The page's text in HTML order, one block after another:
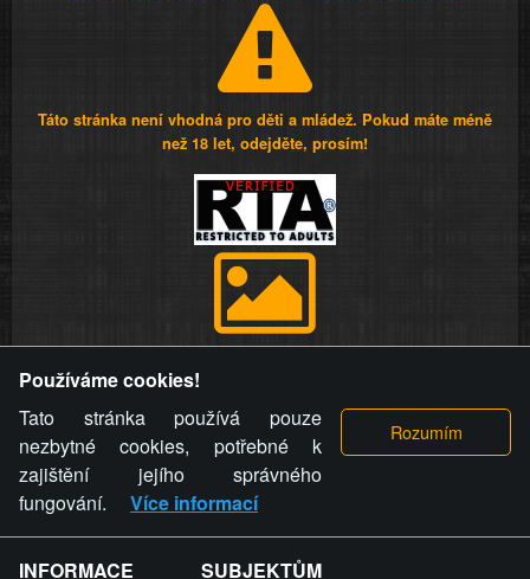
Táto stránka není vhodná pro děti a mládež. Pokud máte méně
než 18 let, odejděte, prosím!
videa a komentáře. Osoba, které se toto opatření provozovatele
stránky týče, ani osoba, která umístila fotografii nebo video na
stránku, nemůže z důvodu odstranění fotografie, videa nebo
komentáře pro výše uvedenou okolnost uplatnit vůči
provozovateli stránky žádný nárok na náhradu škody nebo
nemajetkové újmy.
Používáme cookies!
Tato stránka používá pouze
nezbytné cookies, potřebné k
zajištění jejího správného
fungování.
Více informací
INFORMACE SUBJEKTŮM